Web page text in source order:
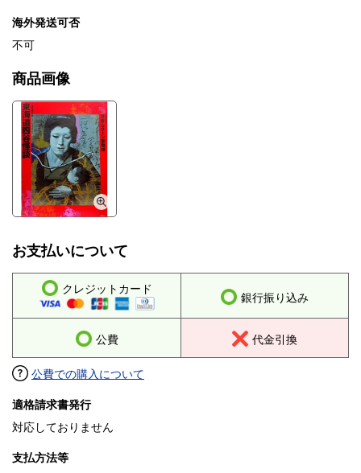
海外発送可否
不可
商品画像
お支払いについて
クレジットカード
銀行振り込み
公費 代金引換
公費での購入について
適格請求書発行
対応しておりません
支払方法等